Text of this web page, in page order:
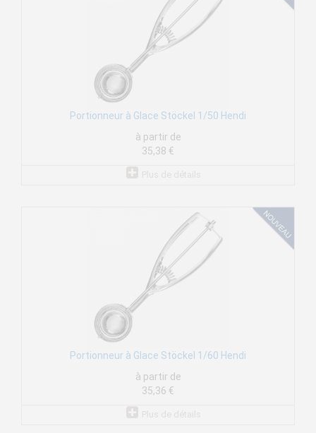
Portionneur à Glace Stöckel 1/50 Hendi
à partir de
35,38 €
Portionneur à Glace Stöckel 1/60 Hendi
à partir de
35,36 €